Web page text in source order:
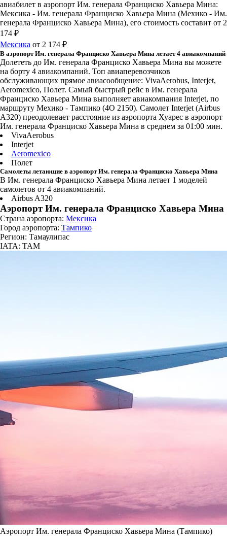
авиабилет в аэропорт Им. генерала Франциско Хавьера Мина:
Мексика - Им. генерала Франциско Хавьера Мина (Мехико - Им.
генерала Франциско Хавьера Мина), его стоимость составит от 2
174 ₽
Мексика от 2 174 ₽
В аэропорт Им. генерала Франциско Хавьера Мина летает 4 авиакомпаний
Долететь до Им. генерала Франциско Хавьера Мина вы можете
на борту 4 авиакомпаний. Топ авиаперевозчиков
обслуживающих прямое авиасообщение: VivaAerobus, Interjet,
Aeromexico, Полет. Самый быстрый рейс в Им. генерала
Франциско Хавьера Мина выполняет авиакомпания Interjet, по
маршруту Мехико - Тампико (4O 2150). Самолет Interjet (Airbus
A320) преодолевает расстояние из аэропорта Хуарес в аэропорт
Им. генерала Франциско Хавьера Мина в среднем за 01:00 мин.
VivaAerobus
Interjet
Aeromexico
Полет
Самолеты летающие в аэропорт Им. генерала Франциско Хавьера Мина
В Им. генерала Франциско Хавьера Мина летает 1 моделей
самолетов от 4 авиакомпаний.
Airbus A320
Аэропорт Им. генерала Франциско Хавьера Мина
Страна аэропорта: Мексика
Город аэропорта: Тампико
Регион: Тамаулипас
IATA: TAM
Аэропорт Им. генерала Франциско Хавьера Мина (Тампико)